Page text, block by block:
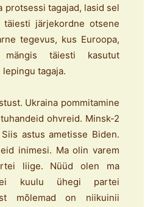
protsessi tagajad, lasid sel
järjekordne otsene
tegevus, kus Euroopa,
täiesti kasutut
tagaja.
Ukraina pommitamine
ohvreid. Minsk-2
astus ametisse Biden.
inimesi. Ma olin varem
liige. Nüüd olen ma
kuulu ühegi partei
mõlemad on niikuinii